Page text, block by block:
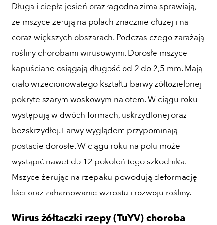
Długa i ciepła jesień oraz łagodna zima sprawiają,
że mszyce żerują na polach znacznie dłużej i na
coraz większych obszarach. Podczas czego zarażają
rośliny chorobami wirusowymi. Dorosłe mszyce
kapuściane osiągają długość od 2 do 2,5 mm. Mają
ciało wrzecionowatego kształtu barwy żółtozielonej
pokryte szarym woskowym nalotem. W ciągu roku
występują w dwóch formach, uskrzydlonej oraz
bezskrzydłej. Larwy wyglądem przypominają
postacie dorosłe. W ciągu roku na polu może
wystąpić nawet do 12 pokoleń tego szkodnika.
Mszyce żerując na rzepaku powodują deformację
liści oraz zahamowanie wzrostu i rozwoju rośliny.
Wirus żółtaczki rzepy (TuYV) choroba